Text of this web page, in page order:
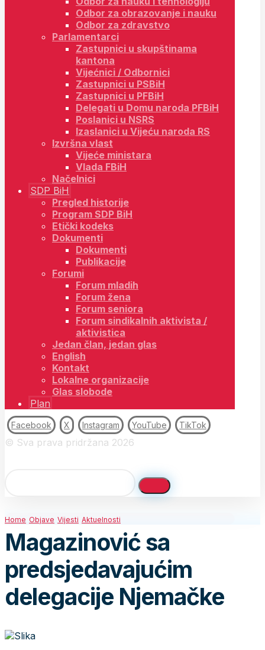
Odbor za obrazovanje i nauku
Odbor za zdravstvo
Parlamentarci
Zastupnici u skupštinama
kantona
Vijećnici / Odbornici
Zastupnici u PSBiH
Zastupnici u PFBiH
Delegati u Domu naroda PFBiH
Poslanici u NSRS
Izaslanici u Vijeću naroda RS
Izvršna vlast
Vijeće ministara
Vlada FBiH
Načelnici
SDP BiH
Pregled historije
Program SDP BiH
Etički kodeks
Dokumenti
Dokumenti
Publikacije
Forumi
Forum mladih
Forum žena
Forum seniora
Forum sindikalnih aktivista /
aktivistica
Jedan član, jedan glas
English
Kontakt
Lokalne organizacije
Glas slobode
Plan
Facebook X Instagram YouTube TikTok
© Sva prava pridržana 2026
Home Objave Vijesti Aktuelnosti
Magazinović sa
predsjedavajućim
delegacije Njemačke